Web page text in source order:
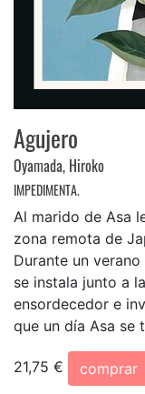
Agujero
Oyamada, Hiroko
IMPEDIMENTA.
Al marido de Asa
zona remota de
Durante un
se instala junto a
ensordecedor e
que un día Asa se
21,75 €
comprar